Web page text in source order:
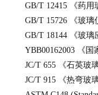
GB/T 12415 《药
GB/T 15726 《玻
GB/T 18144 《玻
YBB00162003 《
JC/T 655 《石英玻
JC/T 915 《热弯玻